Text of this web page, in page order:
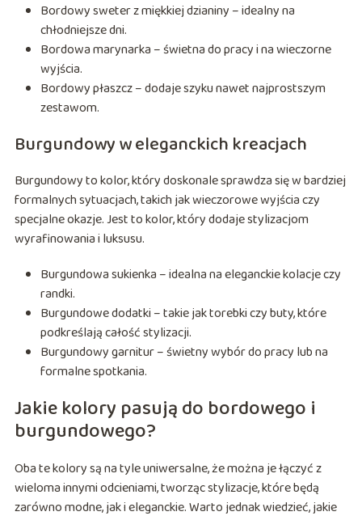
Bordowy sweter z miękkiej dzianiny – idealny na
chłodniejsze dni.
Bordowa marynarka – świetna do pracy i na wieczorne
wyjścia.
Bordowy płaszcz – dodaje szyku nawet najprostszym
zestawom.
Burgundowy w eleganckich kreacjach
Burgundowy to kolor, który doskonale sprawdza się w bardziej
formalnych sytuacjach, takich jak wieczorowe wyjścia czy
specjalne okazje. Jest to kolor, który dodaje stylizacjom
wyrafinowania i luksusu.
Burgundowa sukienka – idealna na eleganckie kolacje czy
randki.
Burgundowe dodatki – takie jak torebki czy buty, które
podkreślają całość stylizacji.
Burgundowy garnitur – świetny wybór do pracy lub na
formalne spotkania.
Jakie kolory pasują do bordowego i
burgundowego?
Oba te kolory są na tyle uniwersalne, że można je łączyć z
wieloma innymi odcieniami, tworząc stylizacje, które będą
zarówno modne, jak i eleganckie. Warto jednak wiedzieć, jakie